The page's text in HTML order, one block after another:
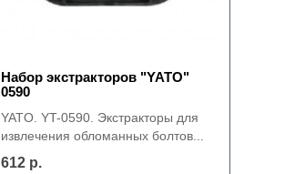
Набор экстракторов "YATO"
0590
YATO. YT-0590. Экстракторы для
извлечения обломанных болтов...
612 р.